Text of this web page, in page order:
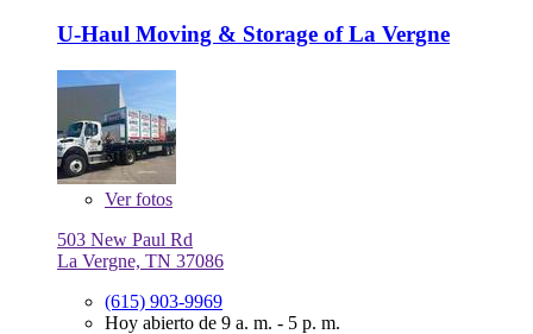
U-Haul Moving & Storage of La Vergne
Verfotos
503 New Paul Rd
La Vergne, TN 37086
(615) 903-9969
Hoy abierto de 9 a. m. - 5 p. m.